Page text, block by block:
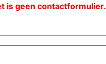
is geen contactformulier.